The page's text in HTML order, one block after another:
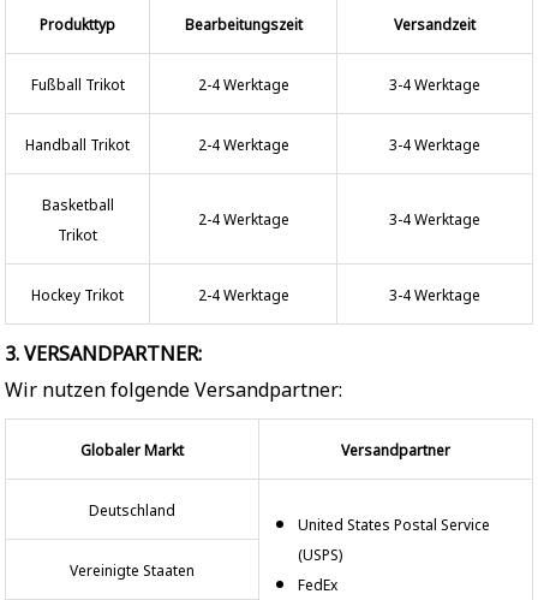
Produkttyp Bearbeitungszeit Versandzeit
Fußball Trikot 2-4 Werktage 3-4 Werktage
Handball Trikot 2-4 Werktage 3-4 Werktage
Basketball
Trikot
2-4 Werktage 3-4 Werktage
Hockey Trikot 2-4 Werktage 3-4 Werktage
3. VERSANDPARTNER:
Wir nutzen folgende Versandpartner:
Globaler Markt Versandpartner
Deutschland
United States Postal Service
(USPS)
FedEx
Vereinigte Staaten